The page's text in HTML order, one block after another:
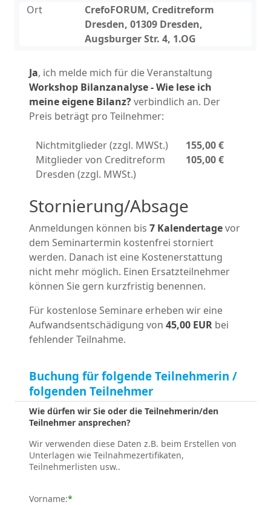
Ort
CrefoFORUM, Creditreform
Dresden, 01309 Dresden,
Augsburger Str. 4, 1.OG
Ja, ich melde mich für die Veranstaltung
Workshop Bilanzanalyse - Wie lese ich
meine eigene Bilanz?verbindlich an. Der
Preis beträgt pro Teilnehmer:
Nichtmitglieder (zzgl. MWSt.)
155,00 €
Mitglieder von Creditreform
Dresden (zzgl. MWSt.)
105,00 €
Stornierung/Absage
Anmeldungen können bis 7 Kalendertagevor
dem Seminartermin kostenfrei storniert
werden. Danach ist eine Kostenerstattung
nicht mehr möglich. Einen Ersatzteilnehmer
können Sie gern kurzfristig benennen.
Für kostenlose Seminare erheben wir eine
Aufwandsentschädigung von 45,00 EUR bei
fehlender Teilnahme.
Buchung für folgende Teilnehmerin /
folgenden Teilnehmer
Wie dürfen wir Sie oder die Teilnehmerin/den
Teilnehmer ansprechen?
Wir verwenden diese Daten z.B. beim Erstellen von
Unterlagen wie Teilnahmezertifikaten,
Teilnehmerlisten usw..
Vorname:*